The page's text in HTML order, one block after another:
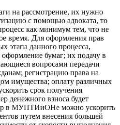
на рассмотрение, их нужно
с помощью адвоката, то
как минимум тем, что не
время. Для оформления прав
этапа данного процесса,
бумаг; их подачу в
вопросами передачи
регистрацию права на
имущества; оплату различных
срок получения
денежного взноса будет
в МУПТИиОНе можно ускорить
путем внесения большей